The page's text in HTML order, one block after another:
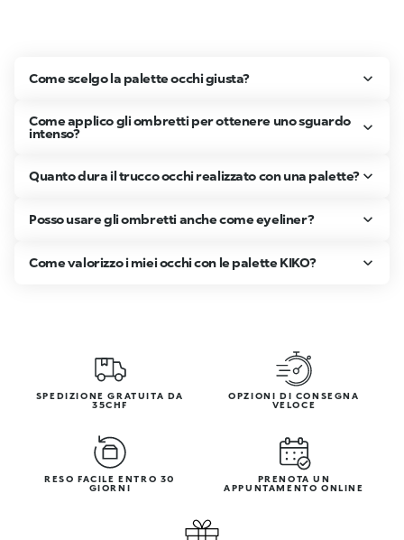
Come scelgo la palette occhi giusta?
Come applico gli ombretti per ottenere uno sguardo
intenso?
Quanto dura il trucco occhi realizzato con una palette?
Posso usare gli ombretti anche come eyeliner?
Come valorizzo i miei occhi con le palette KIKO?
SPEDIZIONE GRATUITA DA
35CHF
OPZIONI DI CONSEGNA
VELOCE
RESO FACILE ENTRO 30
GIORNI
PRENOTA UN
APPUNTAMENTO ONLINE